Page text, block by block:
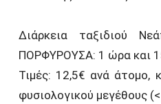
Διάρκεια ταξιδιού
ΠΟΡΦΥΡΟΥΣΑ: 1 ώρα και
Τιμές: 12,5€ ανά άτομο,
φυσιολογικού μεγέθους